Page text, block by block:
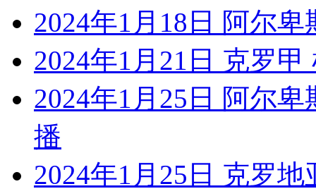
2024年1月18日 阿尔
2024年1月21日 克罗
2024年1月25日 阿尔
播
2024年1月25日 克罗